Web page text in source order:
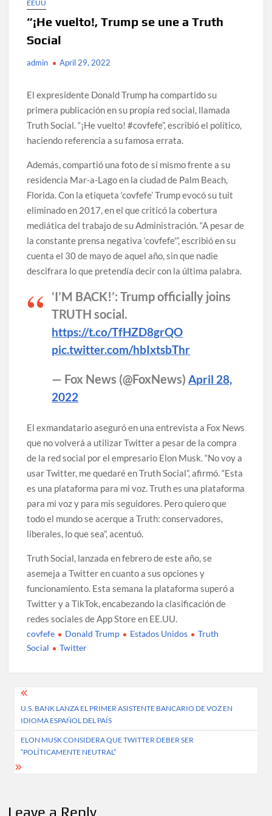
EEUU
“¡He vuelto!, Trump se une a Truth
Social
admin April 29, 2022
El expresidente Donald Trump ha compartido su
primera publicación en su propia red social, llamada
Truth Social. “¡He vuelto! #covfefe”, escribió el político,
haciendo referencia a su famosa errata.
Además, compartió una foto de sí mismo frente a su
residencia Mar-a-Lago en la ciudad de Palm Beach,
Florida. Con la etiqueta ‘covfefe’ Trump evocó su tuit
eliminado en 2017, en el que criticó la cobertura
mediática del trabajo de su Administración. “A pesar de
la constante prensa negativa ‘covfefe'”, escribió en su
cuenta el 30 de mayo de aquel año, sin que nadie
descifrara lo que pretendía decir con la última palabra.
‘I’M BACK!’: Trump officially joins
TRUTH social.
https://t.co/TfHZD8grQO
pic.twitter.com/hbIxtsbThr
— Fox News (@FoxNews)April 28,
2022
El exmandatario aseguró en una entrevista a Fox News
que no volverá a utilizar Twitter a pesar de la compra
de la red social por el empresario Elon Musk. “No voy a
usar Twitter, me quedaré en Truth Social”, afirmó. “Esta
es una plataforma para mi voz. Truth es una plataforma
para mi voz y para mis seguidores. Pero quiero que
todo el mundo se acerque a Truth: conservadores,
liberales, lo que sea”, acentuó.
Truth Social, lanzada en febrero de este año, se
asemeja a Twitter en cuanto a sus opciones y
funcionamiento. Esta semana la plataforma superó a
Twitter y a TikTok, encabezando la clasificación de
redes sociales de App Store en EE.UU.
covfefe Donald Trump Estados Unidos
Truth
Social
Twitter
Post
navigation
U.S. BANK LANZA EL PRIMER ASISTENTE BANCARIO DE VOZ EN
IDIOMA ESPAÑOL DEL PAÍS
ELON MUSK CONSIDERA QUE TWITTER DEBER SER
“POLÍTICAMENTE NEUTRAL”
Leave a Reply